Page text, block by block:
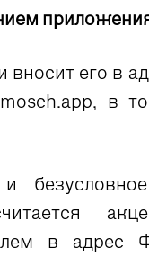
вносит его в
в
в адрес